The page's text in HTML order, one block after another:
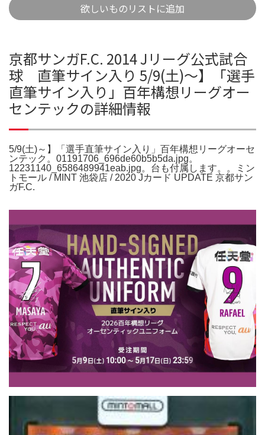
欲しいものリストに追加
京都サンガF.C. 2014 Jリーグ公式試合
球 直筆サイン入り 5/9(土)～】「選手
直筆サイン入り」百年構想リーグオー
センテックの詳細情報
5/9(土)～】「選手直筆サイン入り」百年構想リーグオーセ
ンテック。01191706_696de60b5b5da.jpg。
12231140_6586489941eab.jpg。台も付属します。。ミン
トモール / MINT 池袋店 / 2020 Jカード UPDATE 京都サン
ガF.C.